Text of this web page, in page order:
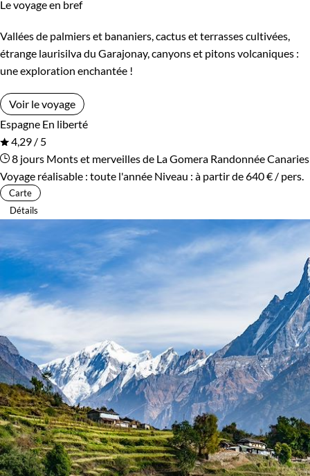
Le voyage en bref
Vallées de palmiers et bananiers, cactus et terrasses cultivées,
étrange laurisilva du Garajonay, canyons et pitons volcaniques :
une exploration enchantée !
Voir le voyage
Espagne En liberté
4,29 / 5
8 jours Monts et merveilles de La Gomera Randonnée Canaries
Voyage réalisable : toute l'année Niveau : à partir de640 € / pers.
Carte
Détails